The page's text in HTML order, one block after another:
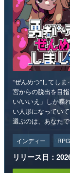
“ぜんめつ”してし
宮からの脱出を目
い/いいえ」しか喋
い人形になってい
選ぶのは、あなたで
インディー RPG
リリース日：